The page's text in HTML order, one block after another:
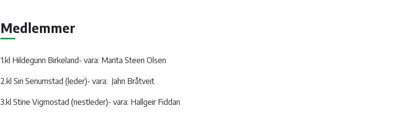
Medlemmer
1.kl Hildegunn Birkeland- vara: Marita Steen Olsen
2.kl Siri Senumstad (leder)- vara: Jahn Bråtveit
3.kl Stine Vigmostad (nestleder)- vara: Hallgeir Fiddan